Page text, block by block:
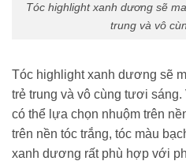
Tóc highlight xanh dương sẽ
trung và vô
Tóc highlight xanh dương sẽ
trẻ trung và vô cùng tươi
có thể lựa chọn nhuộm trên
trên nền tóc trắng, tóc màu
xanh dương rất phù hợp với